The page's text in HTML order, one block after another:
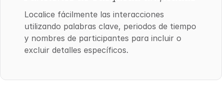
Localice fácilmente las interacciones
utilizando palabras clave, periodos de tiempo
y nombres de participantes para incluir o
excluir detalles específicos.